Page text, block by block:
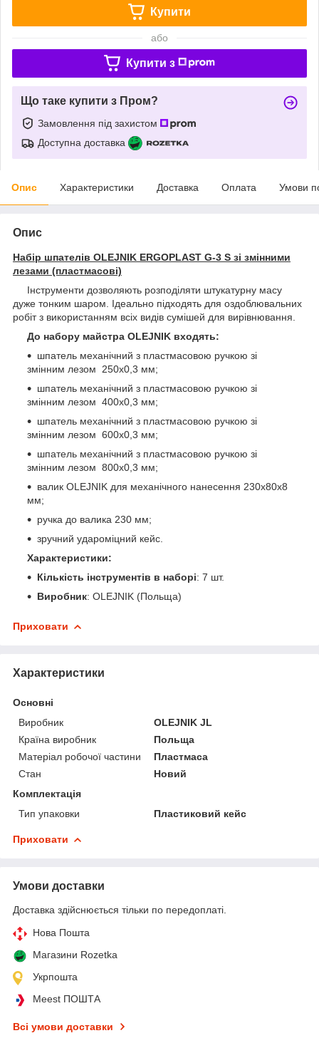
Купити
або
Купити з
Що таке купити з Пром?
Замовлення під захистом
Доступна доставка
Опис Характеристики Доставка Оплата Умови
Опис
Набір шпателів OLEJNIK ERGOPLAST G-3 S зі змінними
лезами (пластмасові)
Iнструменти дозволяють розподіляти штукатурну масу
дуже тонким шаром. Iдеально підходять для оздоблювальних
робіт з використанням всіх видів сумішей для вирівнювання.
До набору майстра OLEJNIK входять:
шпатель механічний з пластмасовою ручкою зі
змінним лезом 250х0,3 мм;
шпатель механічний з пластмасовою ручкою зі
змінним лезом 400х0,3 мм;
шпатель механічний з пластмасовою ручкою зі
змінним лезом 600х0,3 мм;
шпатель механічний з пластмасовою ручкою зі
змінним лезом 800х0,3 мм;
валик OLEJNIK для механічного нанесення 230х80х8
мм;
ручка до валика 230 мм;
зручний удароміцний кейс.
Характеристики:
Кількість інструментів в наборі: 7 шт.
Виробник: OLEJNIK (Польща)
Приховати
Характеристики
Основні
Виробник
OLEJNIK JL
Країна виробник
Польща
Матеріал робочої частини
Пластмаса
Стан
Новий
Комплектація
Тип упаковки
Пластиковий кейс
Приховати
Умови доставки
Доставка здійснюється тільки по передоплаті.
Нова Пошта
Магазини Rozetka
Укрпошта
Meest ПОШТА
Всі умови доставки